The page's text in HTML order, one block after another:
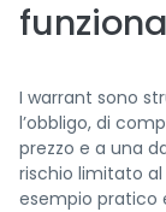
I warrant sono
l’obbligo, di
prezzo e a una
rischio limitato
esempio pratico